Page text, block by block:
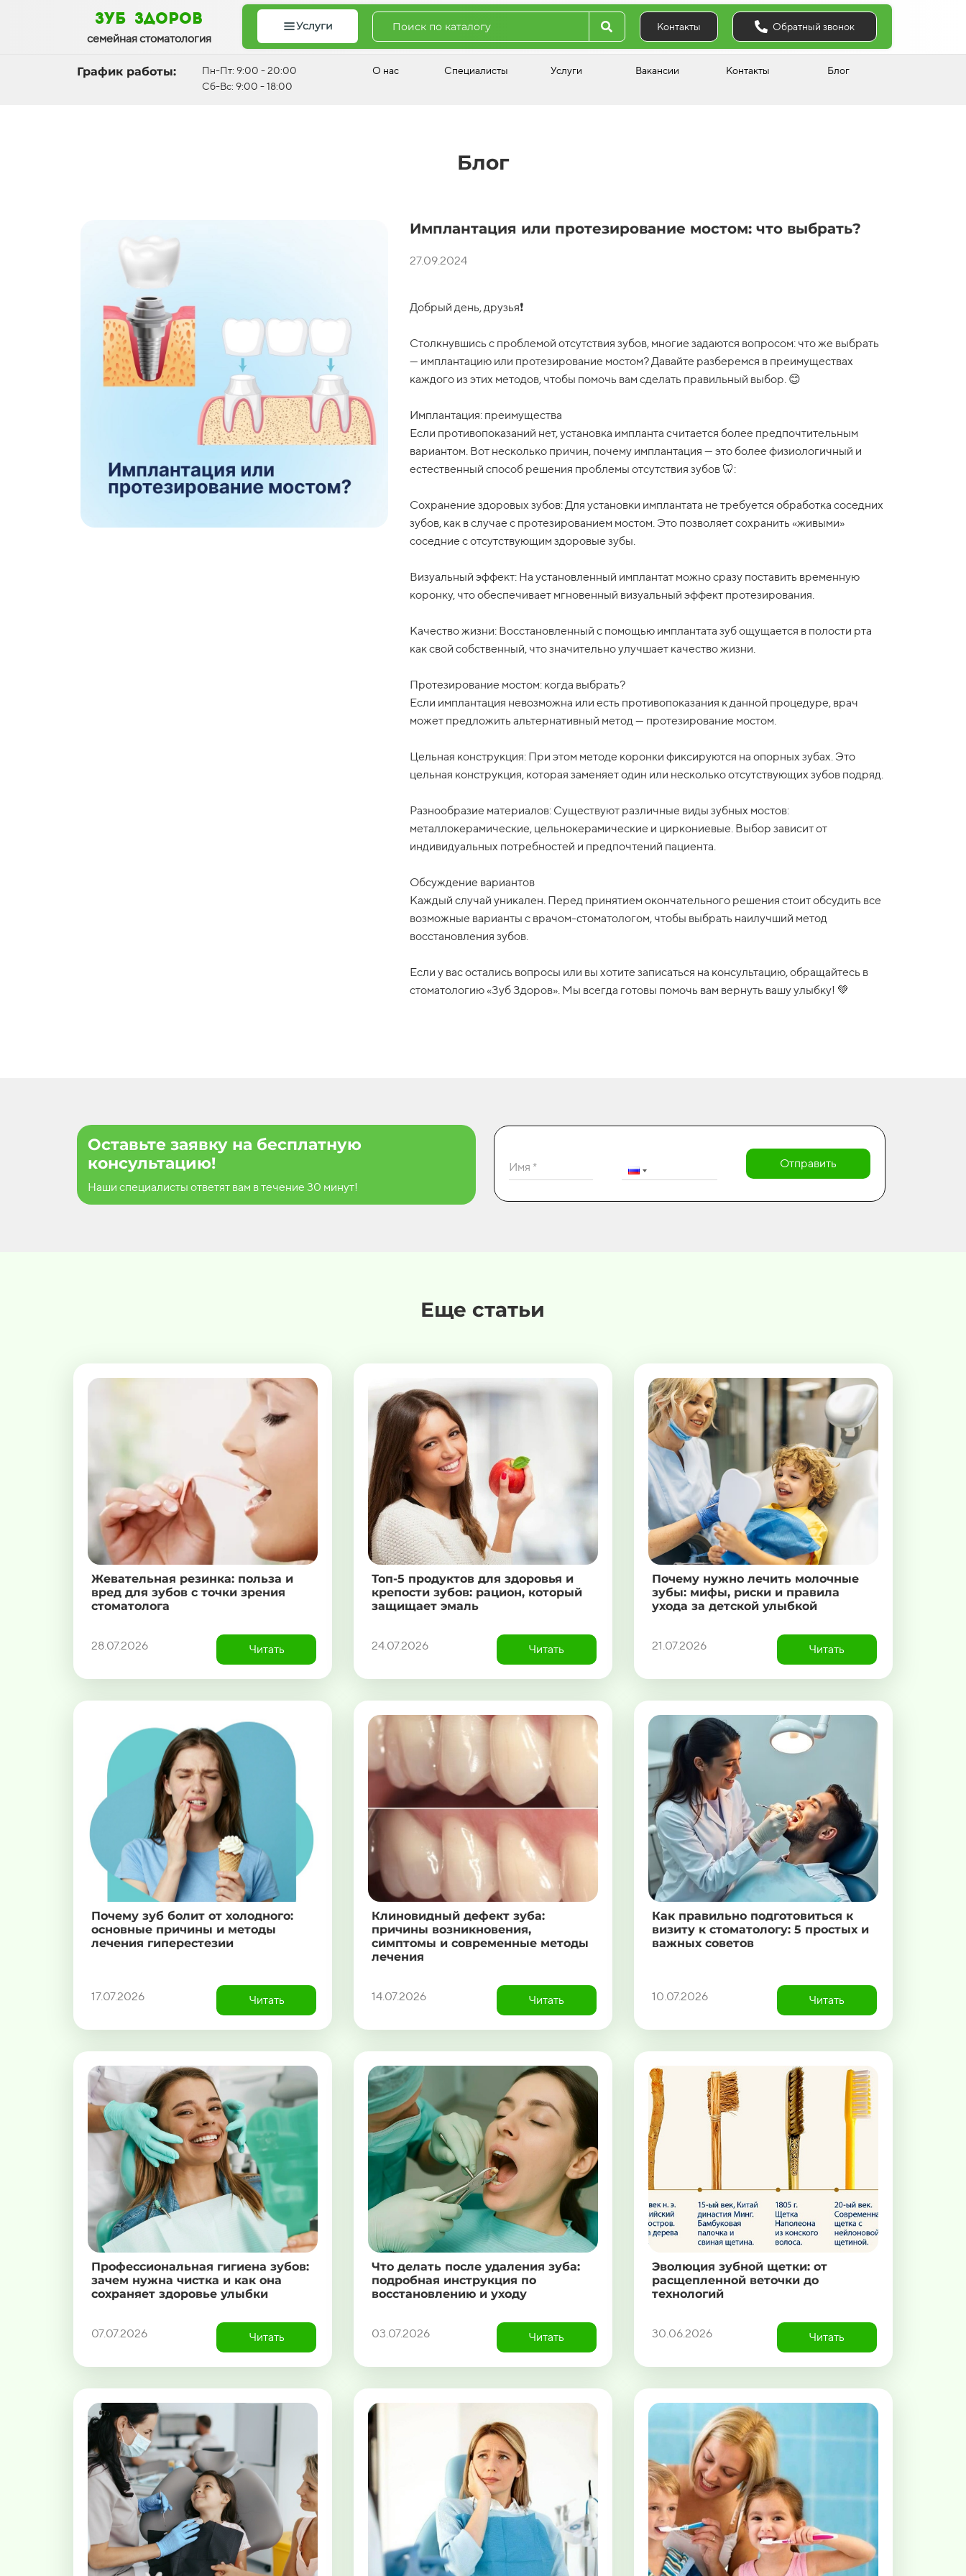
зуб здоров
семейная стоматология
Услуги Контакты Обратный звонок
График работы:
Пн-Пт: 9:00 - 20:00
Сб-Вс: 9:00 - 18:00
О нас Специалисты Услуги Вакансии Контакты Блог
Блог
Имплантация или протезирование мостом: что выбрать?
27.09.2024
Добрый день, друзья❗
Столкнувшись с проблемой отсутствия зубов, многие задаются вопросом: что же выбрать
— имплантацию или протезирование мостом? Давайте разберемся в преимуществах
каждого из этих методов, чтобы помочь вам сделать правильный выбор. 😊
Имплантация: преимущества
Если противопоказаний нет, установка импланта считается более предпочтительным
вариантом. Вот несколько причин, почему имплантация — это более физиологичный и
естественный способ решения проблемы отсутствия зубов 🦷:
Сохранение здоровых зубов: Для установки имплантата не требуется обработка соседних
зубов, как в случае с протезированием мостом. Это позволяет сохранить «живыми»
соседние с отсутствующим здоровые зубы.
Визуальный эффект: На установленный имплантат можно сразу поставить временную
коронку, что обеспечивает мгновенный визуальный эффект протезирования.
Качество жизни: Восстановленный с помощью имплантата зуб ощущается в полости рта
как свой собственный, что значительно улучшает качество жизни.
Протезирование мостом: когда выбрать?
Если имплантация невозможна или есть противопоказания к данной процедуре, врач
может предложить альтернативный метод — протезирование мостом.
Цельная конструкция: При этом методе коронки фиксируются на опорных зубах. Это
цельная конструкция, которая заменяет один или несколько отсутствующих зубов подряд.
Разнообразие материалов: Существуют различные виды зубных мостов:
металлокерамические, цельнокерамические и циркониевые. Выбор зависит от
индивидуальных потребностей и предпочтений пациента.
Обсуждение вариантов
Каждый случай уникален. Перед принятием окончательного решения стоит обсудить все
возможные варианты с врачом-стоматологом, чтобы выбрать наилучший метод
восстановления зубов.
Если у вас остались вопросы или вы хотите записаться на консультацию, обращайтесь в
стоматологию «Зуб Здоров». Мы всегда готовы помочь вам вернуть вашу улыбку! 💚
Оставьте заявку на бесплатную
консультацию!
Наши специалисты ответят вам в течение 30 минут!
Имя * Отправить
Еще статьи
Жевательная резинка: польза и
вред для зубов с точки зрения
стоматолога
28.07.2026 Читать
Топ-5 продуктов для здоровья и
крепости зубов: рацион, который
защищает эмаль
24.07.2026 Читать
Почему нужно лечить молочные
зубы: мифы, риски и правила
ухода за детской улыбкой
21.07.2026 Читать
Почему зуб болит от холодного:
основные причины и методы
лечения гиперестезии
17.07.2026 Читать
Клиновидный дефект зуба:
причины возникновения,
симптомы и современные методы
лечения
14.07.2026 Читать
Как правильно подготовиться к
визиту к стоматологу: 5 простых и
важных советов
10.07.2026 Читать
Профессиональная гигиена зубов:
зачем нужна чистка и как она
сохраняет здоровье улыбки
07.07.2026 Читать
Что делать после удаления зуба:
подробная инструкция по
восстановлению и уходу
03.07.2026 Читать
Эволюция зубной щетки: от
расщепленной веточки до
технологий
30.06.2026 Читать